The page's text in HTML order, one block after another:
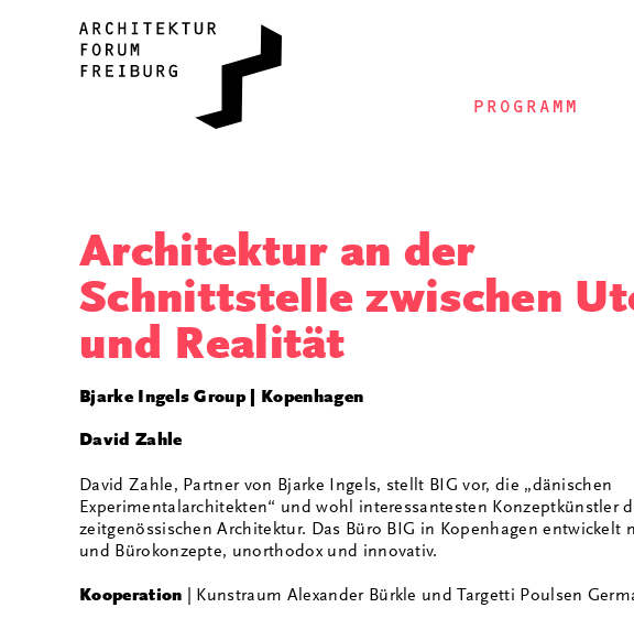
PROGRAMM
Architektur an der
Schnittstelle zwischen
und Realität
Bjarke Ingels Group | Kopenhagen
David Zahle
David Zahle, Partner von Bjarke Ingels, stellt BIG vor, die „dänischen
Experimentalarchitekten“ und wohl interessantesten Konzeptkünstler
zeitgenössischen Architektur. Das Büro BIG in Kopenhagen entwickelt
und Bürokonzepte, unorthodox und innovativ.
Kooperation | Kunstraum Alexander Bürkle und Targetti Poulsen